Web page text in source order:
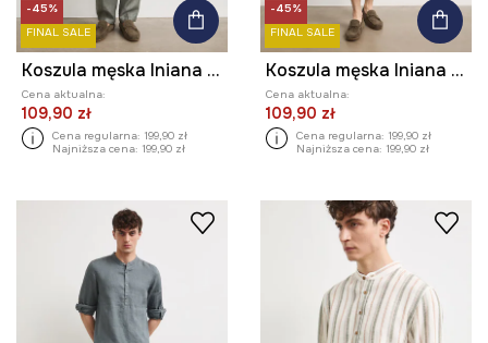
-45%
FINAL SALE
Koszula męska lniana melanżowa
Cena aktualna:
109,90 zł
Cena regularna: 199,90 zł
Najniższa cena: 199,90 zł
-45%
FINAL SALE
Koszula męska lniana melanżowa
Cena aktualna:
109,90 zł
Cena regularna: 199,90 zł
Najniższa cena: 199,90 zł